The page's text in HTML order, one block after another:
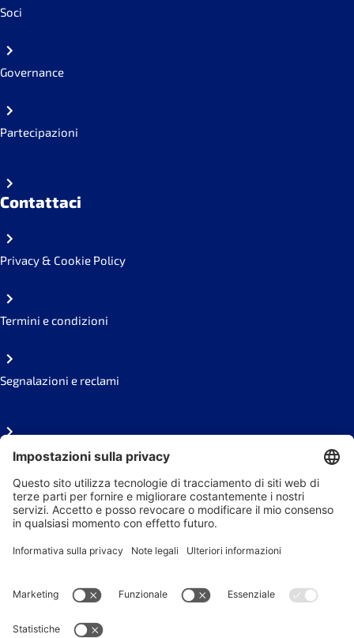
Soci
Governance
Partecipazioni
Contattaci
Privacy & Cookie Policy
Termini e condizioni
Segnalazioni e reclami
FAQ
Area stampa
Seguici sui social